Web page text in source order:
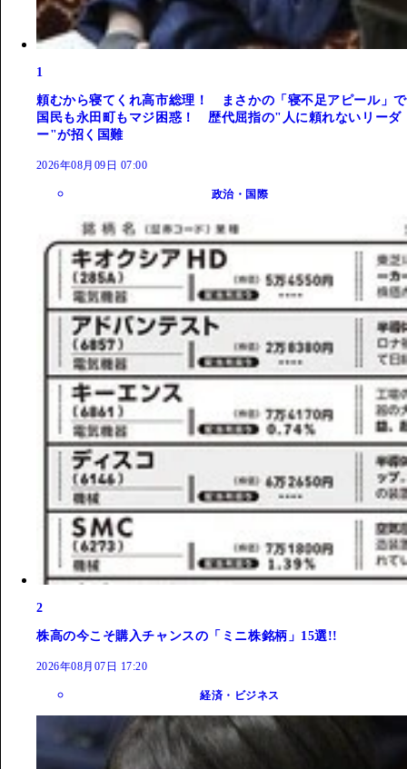
1
頼むから寝てくれ高市総理！ まさかの「寝不足アピール」で
国民も永田町もマジ困惑！ 歴代屈指の"人に頼れないリーダ
ー"が招く国難
2026年08月09日 07:00
政治・国際
2
株高の今こそ購入チャンスの「ミニ株銘柄」15選!!
2026年08月07日 17:20
経済・ビジネス